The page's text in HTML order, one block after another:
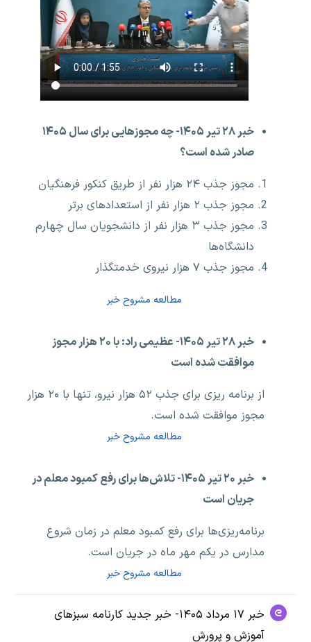
خبر ۲۸ تیر ۱۴۰۵- چه مجوزهایی برای سال ۱۴۰۵
صادر شده است؟
مجوز جذب ۲۴ هزار نفر از طریق کنکور فرهنگیان
مجوز جذب ۲ هزار نفر از استعدادهای برتر
مجوز جذب ۳ هزار نفر از دانشجویان سال چهارم
دانشگاه‌ها
مجوز جذب ۷ هزار نیروی خدمتگذار
مطالعه مشروح خبر
خبر ۲۸ تیر ۱۴۰۵- عظیمی راد: با ۲۰ هزار مجوز
موافقت شده است
از برنامه ریزی برای جذب ۵۲ هزار نیرو، تنها با ۲۰ هزار
مجوز موافقت شده است.
مطالعه مشروح خبر
خبر ۲۰ تیر ۱۴۰۵- تلاش‌ها برای رفع کمبود معلم در
جریان است
برنامه‌ریزی‌ها برای رفع کمبود معلم در زمان شروع
مدارس در یکم مهر ماه در جریان است.
مطالعه مشروح خبر
خبر ۱۷ مرداد ۱۴۰۵- خبر جدید کارنامه سبزهای
آموزش و پرورش